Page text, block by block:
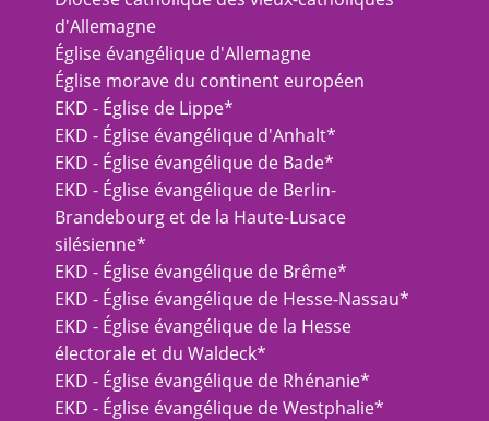
d'Allemagne
Église évangélique d'Allemagne
Église morave du continent européen
EKD - Église de Lippe*
EKD - Église évangélique d'Anhalt*
EKD - Église évangélique de Bade*
EKD - Église évangélique de Berlin-
Brandebourg et de la Haute-Lusace
silésienne*
EKD - Église évangélique de Brême*
EKD - Église évangélique de Hesse-Nassau*
EKD - Église évangélique de la Hesse
électorale et du Waldeck*
EKD - Église évangélique de Rhénanie*
EKD - Église évangélique de Westphalie*